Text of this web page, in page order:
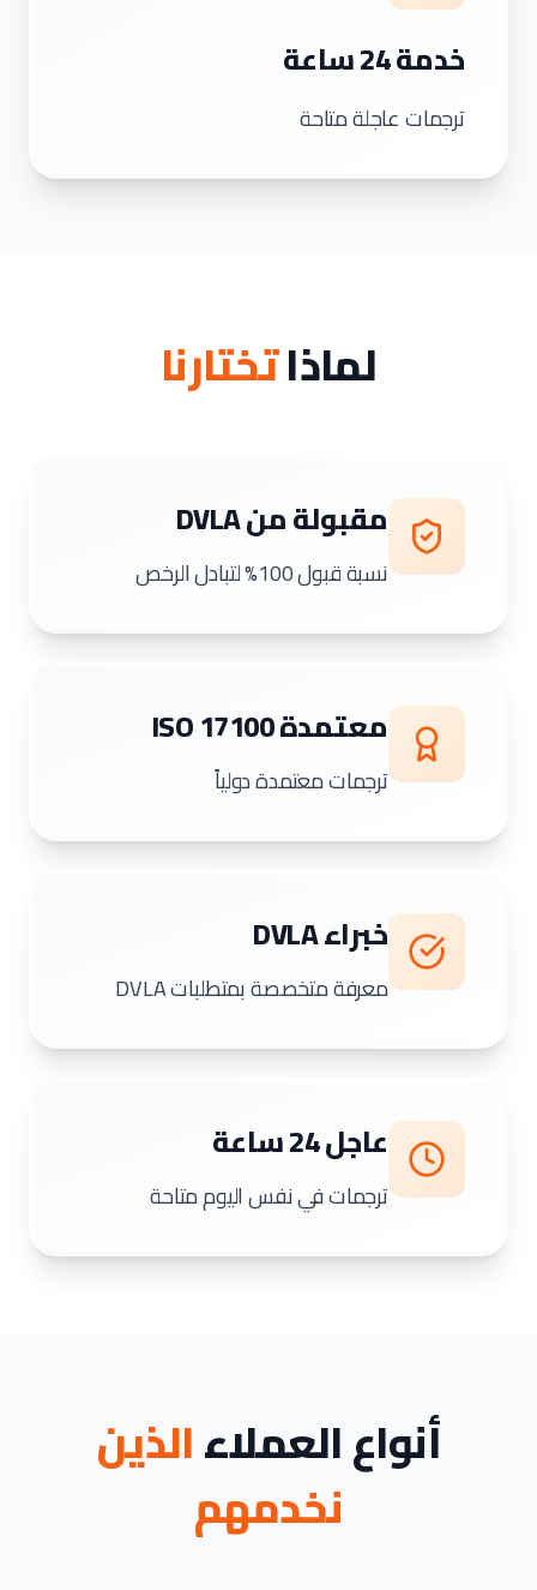
خدمة 24 ساعة
ترجمات عاجلة متاحة
لماذاتختارنا
مقبولة من DVLA
نسبة قبول 100% لتبادل الرخص
معتمدة ISO 17100
ترجمات معتمدة دولياً
خبراء DVLA
معرفة متخصصة بمتطلبات DVLA
عاجل 24 ساعة
ترجمات في نفس اليوم متاحة
أنواع العملاءالذين
نخدمهم